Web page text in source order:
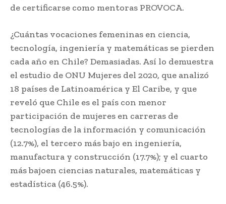
de certificarse como mentoras PROVOCA.
¿Cuántas vocaciones femeninas en ciencia,
tecnología, ingeniería y matemáticas se pierden
cada año en Chile? Demasiadas. Así lo demuestra
el estudio de ONU Mujeres del 2020, que analizó
18 países de Latinoamérica y El Caribe, y que
reveló que Chile es el país con menor
participación de mujeres en carreras de
tecnologías de la información y comunicación
(12.7%), el tercero más bajo en ingeniería,
manufactura y construcción (17.7%); y el cuarto
más bajoen ciencias naturales, matemáticas y
estadística (46.5%).